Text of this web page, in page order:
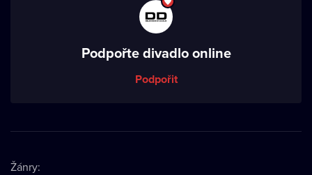
Podpořte divadlo online
Podpořit
Žánry: